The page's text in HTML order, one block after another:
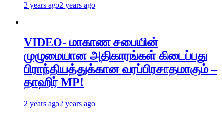
2 years ago2 years ago
VIDEO- மாகாண சபையின்
முழுமையான அதிகாரங்கள் கிடைப்பது
பிராந்தியத்துக்கான வரப்பிரசாதமாகும் –
தாஹிர் MP!
2 years ago2 years ago